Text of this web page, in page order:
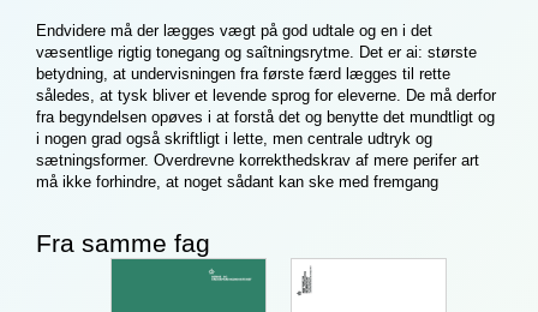
Fra samme fag
Endvidere må der lægges vægt på god udtale og en i det
væsentlige rigtig tonegang og saîtningsrytme. Det er ai: største
betydning, at undervisningen fra første færd lægges til rette
således, at tysk bliver et levende sprog for eleverne. De må derfor
fra begyndelsen opøves i at forstå det og benytte det mundtligt og
i nogen grad også skriftligt i lette, men centrale udtryk og
sætningsformer. Overdrevne korrekthedskrav af mere perifer art
må ikke forhindre, at noget sådant kan ske med fremgang